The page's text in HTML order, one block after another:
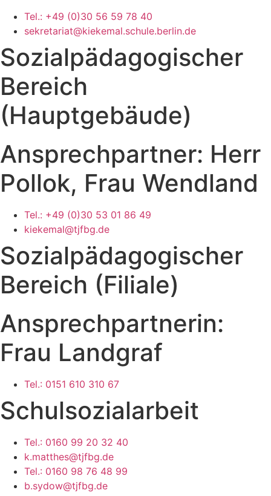
Tel.: +49 (0)30 56 59 78 40
sekretariat@kiekemal.schule.berlin.de
Sozialpädagogischer
Bereich
(Hauptgebäude)
Ansprechpartner: Herr
Pollok, Frau Wendland
Tel.: +49 (0)30 53 01 86 49
kiekemal@tjfbg.de
Sozialpädagogischer
Bereich (Filiale)
Ansprechpartnerin:
Frau Landgraf
Tel.: 0151 610 310 67
Schulsozialarbeit
Tel.: 0160 99 20 32 40
k.matthes@tjfbg.de
Tel.: 0160 98 76 48 99
b.sydow@tjfbg.de